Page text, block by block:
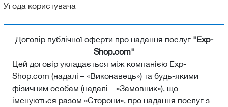
Угода користувача
Договір публічної оферти про надання послуг "Exp-
Shop.com"
Цей договір укладається між компанією Exp-
Shop.com (надалі – «Виконавець») та будь-якими
фізичним особам (надалі – «Замовник»), що
іменуються разом «Сторони», про надання послуг з